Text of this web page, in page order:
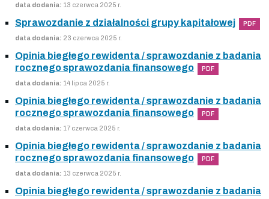
data dodania: 13 czerwca 2025 r.
Sprawozdanie z działalności grupy kapitałowej PDF
data dodania: 23 czerwca 2025 r.
Opinia biegłego rewidenta / sprawozdanie z badania
rocznego sprawozdania finansowego
PDF
data dodania: 14 lipca 2025 r.
Opinia biegłego rewidenta / sprawozdanie z badania
rocznego sprawozdania finansowego
PDF
data dodania: 17 czerwca 2025 r.
Opinia biegłego rewidenta / sprawozdanie z badania
rocznego sprawozdania finansowego
PDF
data dodania: 13 czerwca 2025 r.
Opinia biegłego rewidenta / sprawozdanie z badania